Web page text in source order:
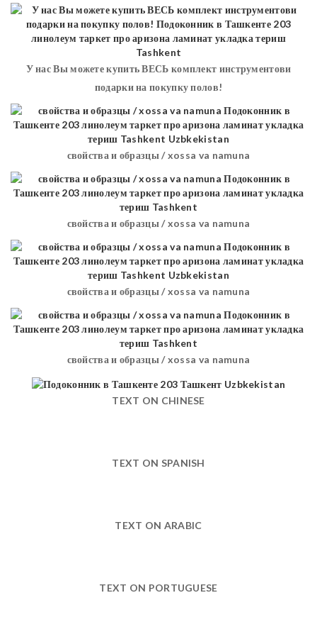
У нас Вы можете купить ВЕСЬ комплект инструментови
подарки на покупку полов!
свойства и образцы / xossa va namuna
свойства и образцы / xossa va namuna
свойства и образцы / xossa va namuna
свойства и образцы / xossa va namuna
TEXT ON CHINESE
TEXT ON SPANISH
TEXT ON ARABIC
TEXT ON PORTUGUESE